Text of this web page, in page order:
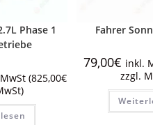
Phase 1
(825,00€
Fahrer
79,00€ inkl.
zzgl.